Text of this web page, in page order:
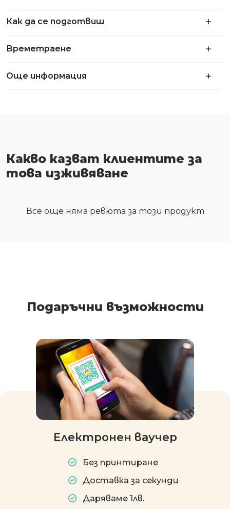
Как да се подготвиш
Времетраене
Още информация
Какво казват клиентите за
това изживяване
Все още няма ревюта за този продукт
Подаръчни възможности
Електронен ваучер
Без принтиране
Доставка за секунди
Даряваме 1лв.